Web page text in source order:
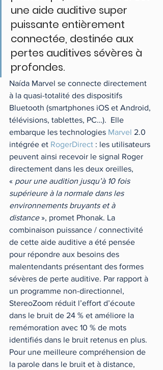
une aide auditive super
puissante entièrement
connectée, destinée aux
pertes auditives sévères à
profondes.
Naída Marvel se connecte directement
à la quasi-totalité des dispositifs
Bluetooth (smartphones iOS et Android,
télévisions, tablettes, PC…).  Elle
embarque les technologies Marvel 2.0
intégrée et RogerDirect : les utilisateurs
peuvent ainsi recevoir le signal Roger
directement dans les deux oreilles,
« pour une audition jusqu’à 10 fois
supérieure à la normale dans les
environnements bruyants et à
distance », promet Phonak. La
combinaison puissance / connectivité
de cette aide auditive a été pensée
pour répondre aux besoins des
malentendants présentant des formes
sévères de perte auditive. Par rapport à
un programme non-directionnel,
StereoZoom réduit l’effort d’écoute
dans le bruit de 24 % et améliore la
remémoration avec 10 % de mots
identifiés dans le bruit retenus en plus.
Pour une meilleure compréhension de
la parole dans le bruit et à distance,